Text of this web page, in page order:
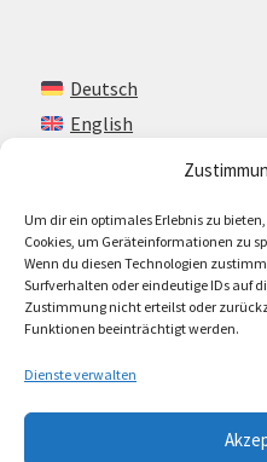
Um dir ein optimales Erlebnis zu
Cookies, um Geräteinformationen zu
Wenn du diesen Technologien
Surfverhalten oder eindeutige IDs auf
Zustimmung nicht erteilst oder
Funktionen beeinträchtigt werden.
Dienste verwalten
Deutsch
English
Kontakt
Impressum + AGB
Cookie-Richtlinie (EU)